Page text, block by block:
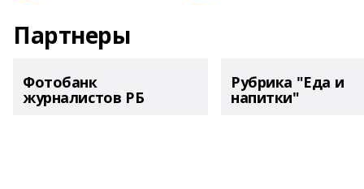
Партнеры
Фотобанк
журналистов РБ
Рубрика "Еда и
напитки"